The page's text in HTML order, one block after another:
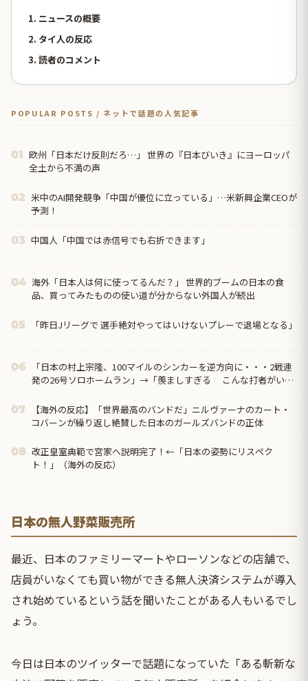
1. ニュースの概要
2. タイ人の反応
3. 読者のコメント
POPULAR POSTS / ネットで話題の人気記事
01 欧州「日本だけ反則だろ…」 世界の『日本びいき』にヨーロッパ
全土から不満の声
02 米中のAI開発競争「中国が優位に立っている」…米新興企業CEOが
予測！
03 中国人「中国では赤信号でも右折できます」
04 海外「日本人は何に使ってるんだ？」 世界的ブームの日本の食
品、買ってみたものの使い道が分からない外国人が続出
05 「昨日Jリーグで 選手絶対やってはいけないプレーで退場となる」
06
「日本の村上宗隆、100マイルのシンカーを逆方向に・・・2戦連
発の26号ソロホームラン」→「羨ましすぎる こんな打者がいな
07
【海外の反応】「世界最高のバンドだ」ニルヴァーナのカート・
コバーンが繰り返し絶賛した日本のガールズバンドの正体
08 改正皇室典範で宮家へ説明完了！←「日本の姿勢にリスペク
ト！」（海外の反応）
日本の無人野菜販売所
最近、日本のファミリーマートやローソンなどの店舗で、
店員がいなくても買い物ができる無人決済システムが導入
され始めているという話を聞いたことがある人もいるでし
ょう。
今日は日本のツイッターで話題になっていた「ある斬新な